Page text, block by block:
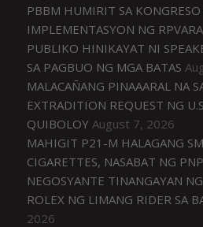
PBBM HUMIRIT SA
IMPLEMENTASYON NG RPVARA
PUBLIKO HINIKAYAT NI
SA PAGBUO NG MGA BATAS
MALACAÑANG PINAAARAL NA
EXTRADITION REQUEST NG
QUIBOLOY August 7, 2026
MAHIGIT P21-M HALAGANG
CIGARETTES, NASABAT NG PNP
NEGOSYANTE TINANGAYAN
ROLEX NG LIMANG RIDER SA
2026